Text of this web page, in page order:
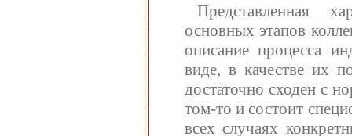
Представленная
основных этапов
описание процесса
виде, в качестве их
достаточно сходен с
том-то и состоит
всех случаях